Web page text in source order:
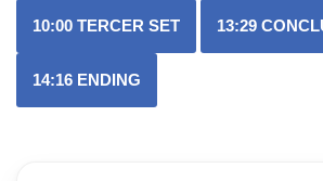
10:00 TERCER SET 13:29
14:16 ENDING